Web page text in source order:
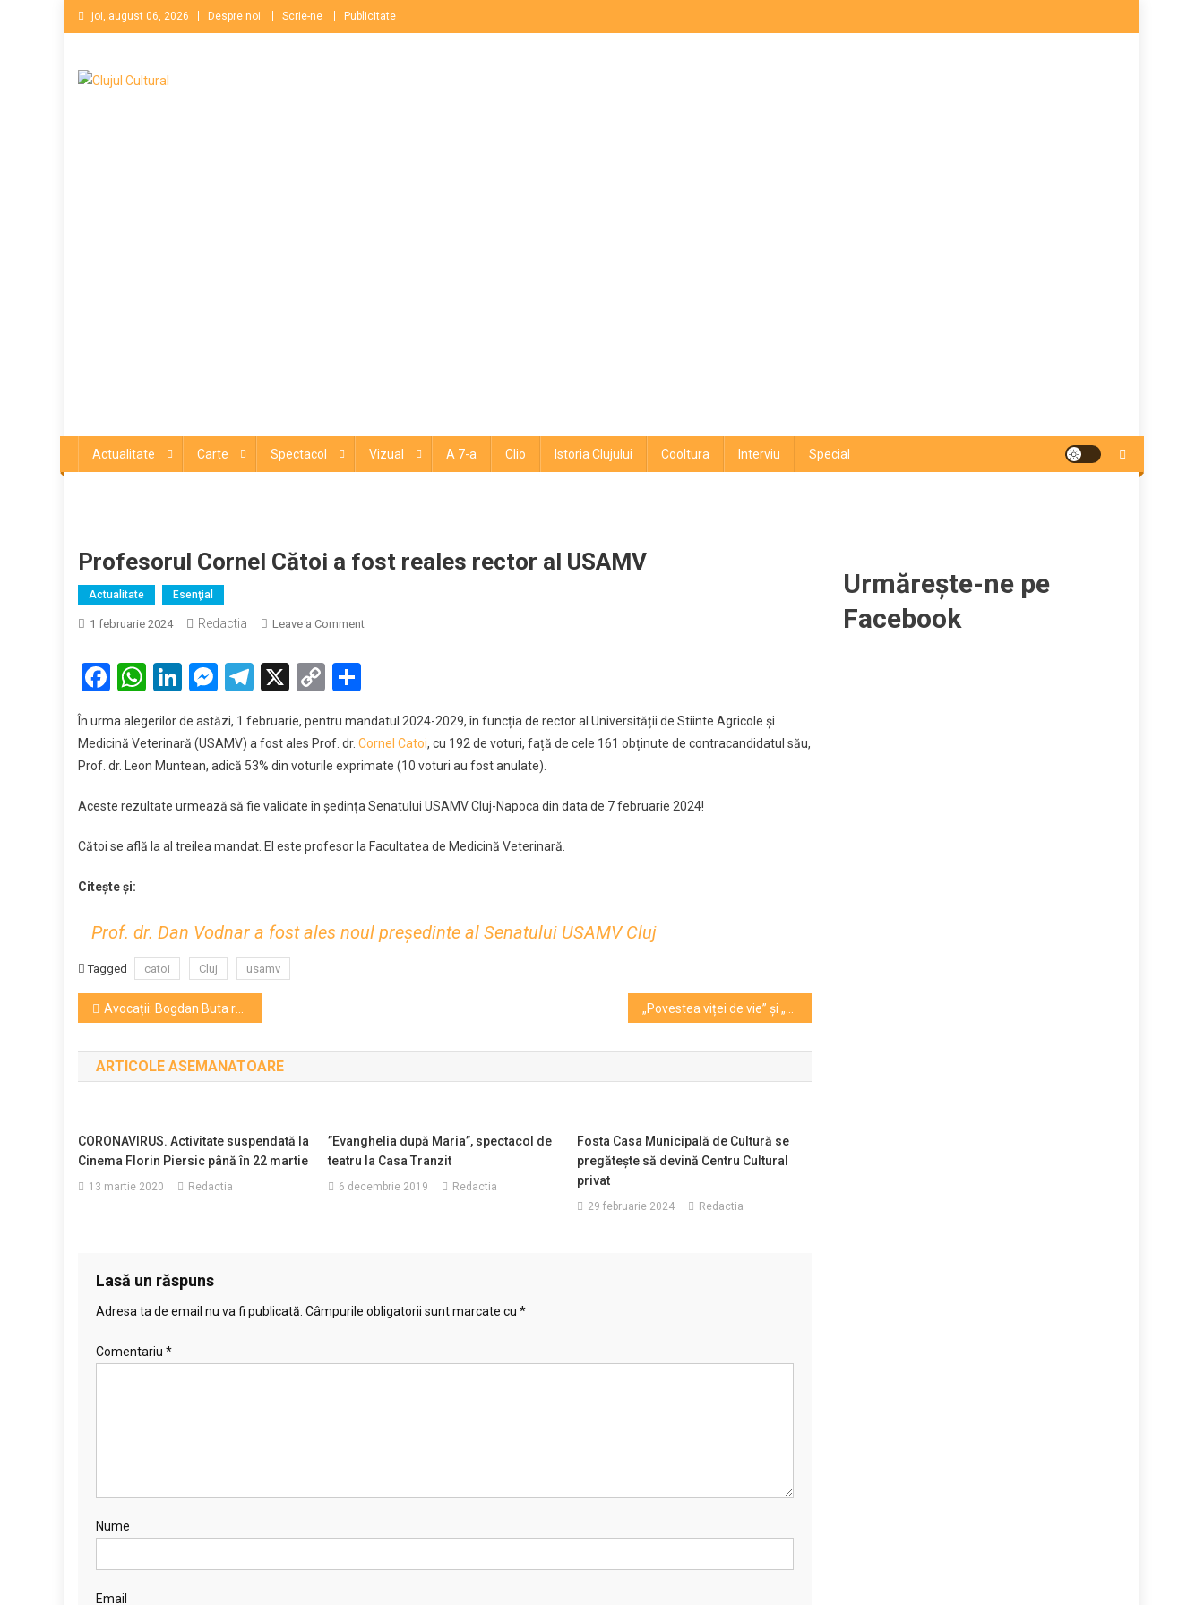
Skip
to
joi, august 06, 2026 Despre noi Scrie-ne Publicitate
Actualitate Carte Spectacol Vizual A 7-a Clio Istoria Clujului Cooltura Interviu Special
Profesorul Cornel Cătoi a fost reales rector al USAMV
Actualitate Esenţial
1 februarie 2024 Redactia Leave a Commenton
fost
reales
rector
USAMV
Facebook
WhatsApp
LinkedIn
Messenger
Telegram
X
Copy
În urma alegerilor de astăzi, 1 februarie, pentru mandatul 2024-2029, în funcția de rector al Universității de Stiinte Agricole și
Medicină Veterinară (USAMV) a fost ales Prof. dr. Cornel Catoi, cu 192 de voturi, față de cele 161 obținute de contracandidatul său,
Prof. dr. Leon Muntean, adică 53% din voturile exprimate (10 voturi au fost anulate).
Aceste rezultate urmează să fie validate în ședința Senatului USAMV Cluj-Napoca din data de 7 februarie 2024!
Cătoi se află la al treilea mandat. El este profesor la Facultatea de Medicină Veterinară.
Citește și:
Prof. dr. Dan Vodnar a fost ales noul președinte al Senatului USAMV Cluj
Tagged catoi Cluj usamv
Navigare
în
articole
Avocații: Bogdan Buta respinge cu fermitate acuzațiile aduse și se retrage de la șefia Untold și Neversea din respect pentru echipă
ARTICOLE ASEMANATOARE
CORONAVIRUS. Activitate suspendată la
Cinema Florin Piersic până în 22 martie
13 martie 2020 Redactia
”Evanghelia după Maria”, spectacol de
teatru la Casa Tranzit
6 decembrie 2019 Redactia
Fosta Casa Municipală de Cultură se
pregătește să devină Centru Cultural
privat
29 februarie 2024 Redactia
Lasă un răspuns
Adresa ta de email nu va fi publicată. Câmpurile obligatorii sunt marcate cu *
Comentariu *
Nume
Email
Urmărește-ne pe
Facebook